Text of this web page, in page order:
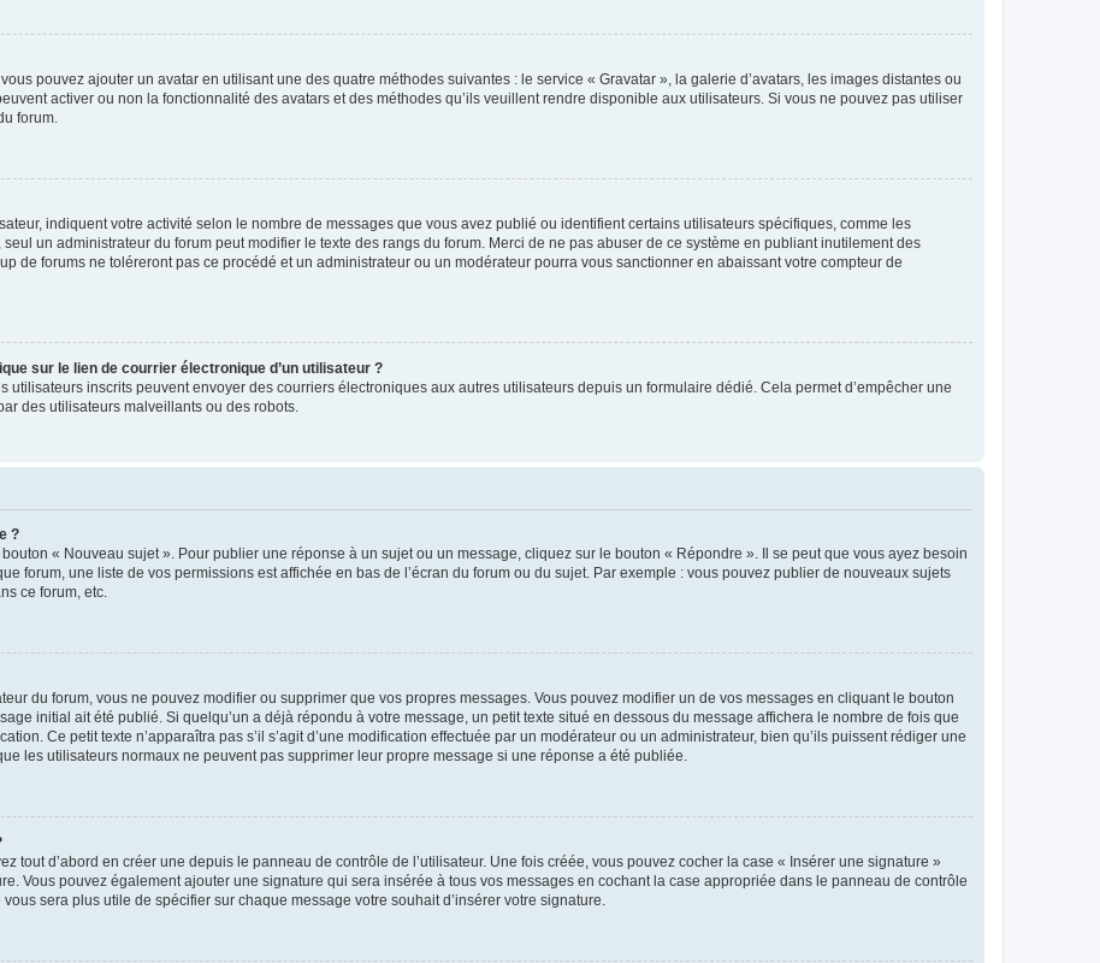
pouvez ajouter un avatar en utilisant une des quatre méthodes suivantes : le service « Gravatar », la galerie d’avatars, les images distantes ou
activer ou non la fonctionnalité des avatars et des méthodes qu’ils veuillent rendre disponible aux utilisateurs. Si vous ne pouvez pas utiliser
forum.
indiquent votre activité selon le nombre de messages que vous avez publié ou identifient certains utilisateurs spécifiques, comme les
un administrateur du forum peut modifier le texte des rangs du forum. Merci de ne pas abuser de ce système en publiant inutilement des
de forums ne toléreront pas ce procédé et un administrateur ou un modérateur pourra vous sanctionner en abaissant votre compteur de
sur le lien de courrier électronique d’un utilisateur ?
utilisateurs inscrits peuvent envoyer des courriers électroniques aux autres utilisateurs depuis un formulaire dédié. Cela permet d’empêcher une
des utilisateurs malveillants ou des robots.
?
« Nouveau sujet ». Pour publier une réponse à un sujet ou un message, cliquez sur le bouton « Répondre ». Il se peut que vous ayez besoin
forum, une liste de vos permissions est affichée en bas de l’écran du forum ou du sujet. Par exemple : vous pouvez publier de nouveaux sujets
ce forum, etc.
du forum, vous ne pouvez modifier ou supprimer que vos propres messages. Vous pouvez modifier un de vos messages en cliquant le bouton
initial ait été publié. Si quelqu’un a déjà répondu à votre message, un petit texte situé en dessous du message affichera le nombre de fois que
Ce petit texte n’apparaîtra pas s’il s’agit d’une modification effectuée par un modérateur ou un administrateur, bien qu’ils puissent rédiger une
les utilisateurs normaux ne peuvent pas supprimer leur propre message si une réponse a été publiée.
tout d’abord en créer une depuis le panneau de contrôle de l’utilisateur. Une fois créée, vous pouvez cocher la case « Insérer une signature »
Vous pouvez également ajouter une signature qui sera insérée à tous vos messages en cochant la case appropriée dans le panneau de contrôle
sera plus utile de spécifier sur chaque message votre souhait d’insérer votre signature.